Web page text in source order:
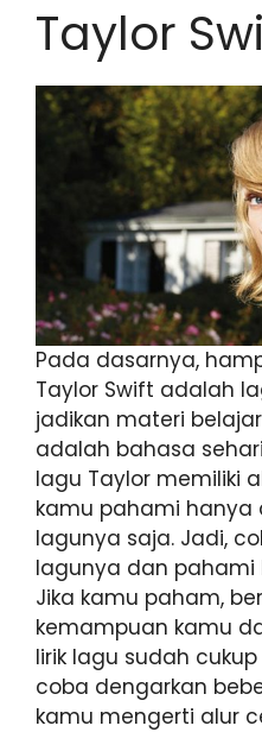
Taylor
Pada dasarnya,
Taylor Swift adalah
jadikan materi
adalah bahasa
lagu Taylor memiliki
kamu pahami hanya
lagunya saja. Jadi,
lagunya dan
Jika kamu paham,
kemampuan kamu
lirik lagu sudah
coba dengarkan
kamu mengerti alur